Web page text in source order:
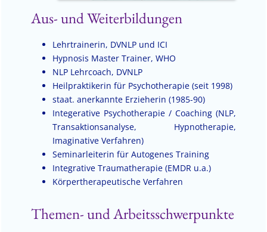
Aus- und Weiterbildungen
Lehrtrainerin, DVNLP und ICI
Hypnosis Master Trainer, WHO
NLP Lehrcoach, DVNLP
Heilpraktikerin für Psychotherapie (seit 1998)
staat. anerkannte Erzieherin (1985-90)
Integerative Psychotherapie / Coaching (NLP,
Transaktionsanalyse, Hypnotherapie,
Imaginative Verfahren)
Seminarleiterin für Autogenes Training
Integrative Traumatherapie (EMDR u.a.)
Körpertherapeutische Verfahren
Themen- und Arbeitsschwerpunkte